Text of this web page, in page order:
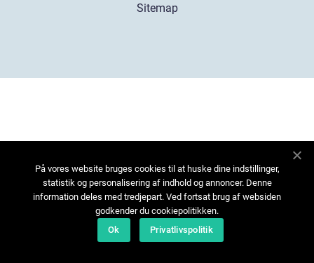
Sitemap
På vores website bruges cookies til at huske dine indstillinger,
statistik og personalisering af indhold og annoncer. Denne
information deles med tredjepart. Ved fortsat brug af websiden
godkender du cookiepolitikken.
Ok
Privatlivspolitik